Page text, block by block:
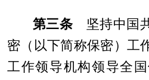
第三条 坚持中国
密（以下简称保密）工
工作领导机构领导全